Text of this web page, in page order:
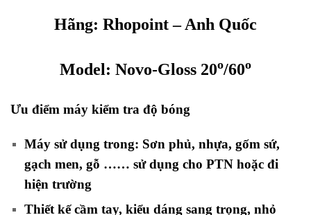
Hãng: Rhopoint– Anh Quốc
Model: Novo-Gloss 20o/60o
Ưu điểm máy kiểm tra độ bóng
Máy sử dụng trong: Sơn phủ, nhựa, gốm sứ,
gạch men, gỗ …… sử dụng cho PTN hoặc đi
hiện trường
Thiết kế cầm tay, kiểu dáng sang trọng, nhỏ